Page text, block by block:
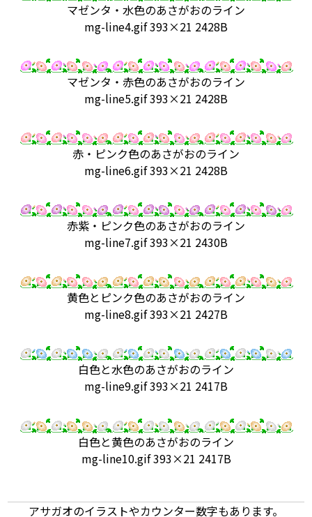
マゼンタ・水色のあさがおのライン
mg-line4.gif 393×21 2428B
マゼンタ・赤色のあさがおのライン
mg-line5.gif 393×21 2428B
赤・ピンク色のあさがおのライン
mg-line6.gif 393×21 2428B
赤紫・ピンク色のあさがおのライン
mg-line7.gif 393×21 2430B
黄色とピンク色のあさがおのライン
mg-line8.gif 393×21 2427B
白色と水色のあさがおのライン
mg-line9.gif 393×21 2417B
白色と黄色のあさがおのライン
mg-line10.gif 393×21 2417B
アサガオのイラストやカウンター数字もあります。